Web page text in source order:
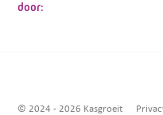
door:
© 2024 - 2026 Kasgroeit